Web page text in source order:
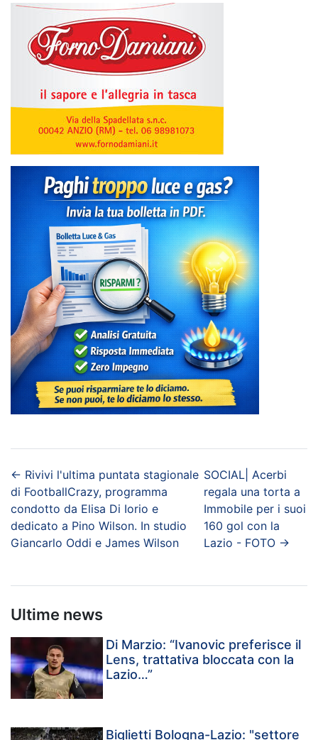
← Rivivi l'ultima puntata stagionale
di FootballCrazy, programma
condotto da Elisa Di Iorio e
dedicato a Pino Wilson. In studio
Giancarlo Oddi e James Wilson
SOCIAL| Acerbi
regala una torta a
Immobile per i suoi
160 gol con la
Lazio - FOTO→
Ultime news
Di Marzio: “Ivanovic preferisce il
Lens, trattativa bloccata con la
Lazio…”
Biglietti Bologna-Lazio: "settore